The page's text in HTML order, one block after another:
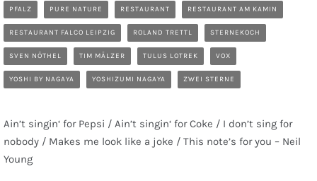
PFALZ PURE NATURE RESTAURANT RESTAURANT AM KAMIN
RESTAURANT FALCO LEIPZIG ROLAND TRETTL STERNEKOCH
SVEN NÖTHEL TIM MÄLZER TULUS LOTREK VOX
YOSHI BY NAGAYA YOSHIZUMI NAGAYA ZWEI STERNE
Ain’t singin‘ for Pepsi / Ain’t singin‘ for Coke / I don’t sing for
nobody / Makes me look like a joke / This note’s for you – Neil
Young